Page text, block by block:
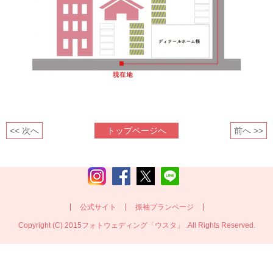
<< 次へ トップページへ 前へ >>
公式サイト 振袖プランページ
Copyright (C) 2015フォトウェディング「ウスタ」 .All Rights Reserved.